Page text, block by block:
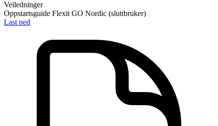
Veiledninger
Oppstartsguide Flexit GO Nordic (sluttbruker)
Last ned